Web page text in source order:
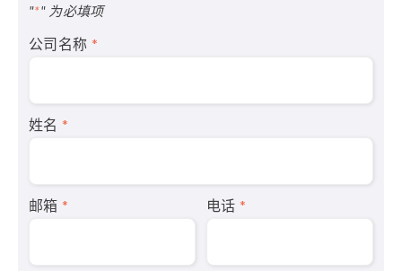
"*" 为必填项
公司名称 *
姓名 *
邮箱 * 电话 *